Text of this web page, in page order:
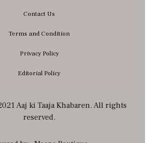
Contact Us
Terms and Condition
Privacy Policy
Editorial Policy
Aaj ki Taaja Khabaren. All rights
reserved.